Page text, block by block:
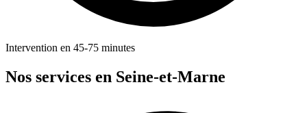
Intervention en 45-75 minutes
Nos services en Seine-et-Marne